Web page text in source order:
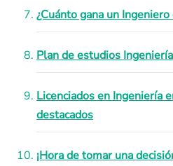
¿Cuánto gana un
Plan de estudios
Licenciados en Ingeniería
destacados
¡Hora de tomar una